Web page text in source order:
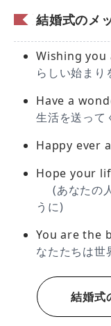
結婚式のメ
Wishing
らしい始まり
Have a
生活を送って
Happy ever
Hope your
(あなたの
うに)
You are the
なたたちは世
結婚式